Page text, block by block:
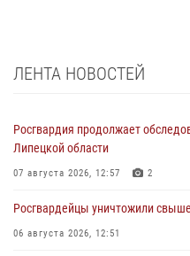
ЛЕНТА НОВОСТЕЙ
Росгвардия продолжает
Липецкой области
07 августа 2026, 12:57 2
Росгвардейцы уничтожили
06 августа 2026, 12:51